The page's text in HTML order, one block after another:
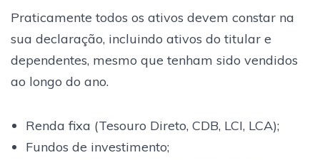
Praticamente todos os ativos devem constar na
sua declaração, incluindo ativos do titular e
dependentes, mesmo que tenham sido vendidos
ao longo do ano.
Renda fixa (Tesouro Direto, CDB, LCI, LCA);
Fundos de investimento;